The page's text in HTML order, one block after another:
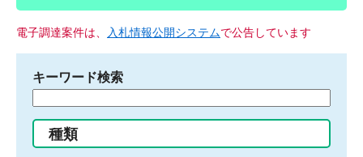
電子調達案件は、 入札情報公開システムで公告しています
キーワード検索
る
種類